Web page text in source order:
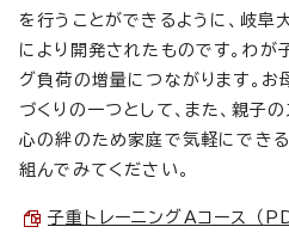
を行うことができるように、岐
により開発されたものです。わが
グ負荷の増量につながります。お
づくりの一つとして、また、親子
心の絆のため家庭で気軽にでき
組んでみてください。
子重トレーニングAコース （